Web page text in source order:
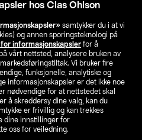
hos Clas Ohlson
samtykker du i at vi
og annen sporingsteknologi på
informasjonskapsler for å
vårt nettsted, analysere bruken av
Vi bruker fire
funksjonelle, analytiske og
informasjonskapsler er det ikke noe
nødvendige for at nettstedet skal
å skreddersy dine valg, kan du
er frivillig og kan trekkes
dine innstillinger for
oss for veiledning.
din butikk
NO FI